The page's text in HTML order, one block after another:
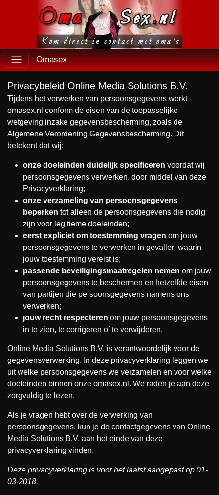
Omasex
Privacybeleid Online Media Solutions B.V.
Tijdens het verwerken van persoonsgegevens werkt
omasex.nl conform de eisen van de toepasselijke
wetgeving inzake gegevensbescherming, zoals de
Algemene Verordening Gegevensbescherming. Dit
betekent dat wij:
onze doeleinden duidelijk specificeren voordat wij
persoonsgegevens verwerken, door middel van deze
Privacyverklaring;
onze verzameling van persoonsgegevens
beperken tot alleen de persoonsgegevens die nodig
zijn voor legitieme doeleinden;
eerst expliciet om toestemming vragen om jouw
persoonsgegevens te verwerken in gevallen waarin
jouw toestemming vereist is;
passende beveiligingsmaatregelen nemen om jouw
persoonsgegevens te beschermen en hetzelfde eisen
van partijen die persoonsgegevens namens ons
verwerken;
jouw recht respecteren om jouw persoonsgegevens
in te zien, te corrigeren of te verwijderen.
Online Media Solutions B.V. is verantwoordelijk voor de
gegevensverwerking. In deze privacyverklaring leggen we
uit welke persoonsgegevens we verzamelen en voor welke
doeleinden binnen onze omasex.nl. We raden je aan deze
zorgvuldig te lezen.
Als je vragen hebt over de verwerking van
persoonsgegevens, kun je de contactgegevens van Online
Media Solutions B.V. aan het einde van deze
privacyverklaring vinden.
Deze privacyverklaring is voor het laatst aangepast op 01-
03-2018.